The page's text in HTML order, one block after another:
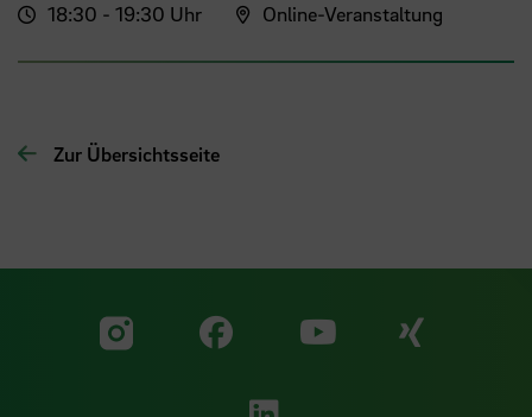
18:30 - 19:30 Uhr Online-Veranstaltung
Zur Übersichtsseite
Zu unserer Facebook
Zu